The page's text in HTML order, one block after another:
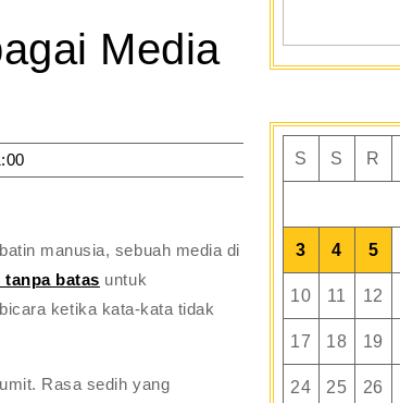
Media
manusia, sebuah media di
batas untuk
ketika kata-kata tidak
Rasa sedih yang
S S R
3 4 5
10 11 12
17 18 19
24 25 26